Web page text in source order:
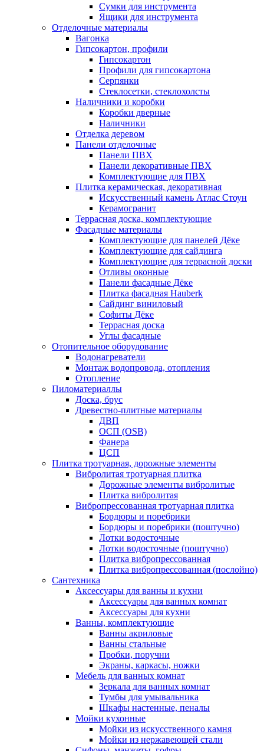
Сумки для инструмента
Ящики для инструмента
Отделочные материалы
Вагонка
Гипсокартон, профили
Гипсокартон
Профили для гипсокартона
Серпянки
Стеклосетки, стеклохолсты
Наличники и коробки
Коробки дверные
Наличники
Отделка деревом
Панели отделочные
Панели ПВХ
Панели декоративные ПВХ
Комплектующие для ПВХ
Плитка керамическая, декоративная
Искусственный камень Атлас Стоун
Керамогранит
Террасная доска, комплектующие
Фасадные материалы
Комплектующие для панелей Дёке
Комплектующие для сайдинга
Комплектующие для террасной доски
Отливы оконные
Панели фасадные Дёке
Плитка фасадная Hauberk
Сайдинг виниловый
Софиты Дёке
Террасная доска
Углы фасадные
Отопительное оборудование
Водонагреватели
Монтаж водопровода, отопления
Отопление
Пиломатериаллы
Доска, брус
Древестно-плитные материалы
ДВП
ОСП (OSB)
Фанера
ЦСП
Плитка тротуарная, дорожные элементы
Вибролитая тротуарная плитка
Дорожные элементы вибролитые
Плитка вибролитая
Вибропрессованная тротуарная плитка
Бордюры и поребрики
Бордюры и поребрики (поштучно)
Лотки водосточные
Лотки водосточные (поштучно)
Плитка вибропрессованная
Плитка вибропрессованная (послойно)
Сантехника
Аксессуары для ванны и кухни
Аксессуары для ванных комнат
Аксессуары для кухни
Ванны, комплектующие
Ванны акриловые
Ванны стальные
Пробки, поручни
Экраны, каркасы, ножки
Мебель для ванных комнат
Зеркала для ванных комнат
Тумбы для умывальника
Шкафы настенные, пеналы
Мойки кухонные
Мойки из искусственного камня
Мойки из нержавеющей стали